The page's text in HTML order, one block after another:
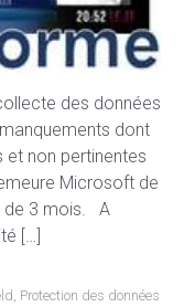
des données
dont
et non pertinentes
Microsoft de
de 3 mois. A
[…]
, Protection des données